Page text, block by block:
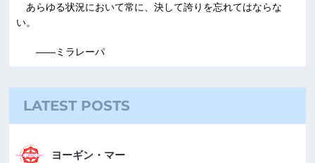
あらゆる状況において常に、決して誇りを忘れてはならな
い。
――ミラレーパ
LATEST POSTS
ヨーギン・マー